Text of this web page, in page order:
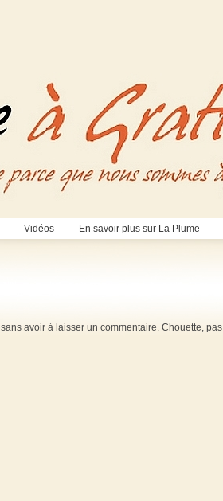
Vidéos En savoir plus sur La Plume
sans avoir à laisser un commentaire. Chouette, pas